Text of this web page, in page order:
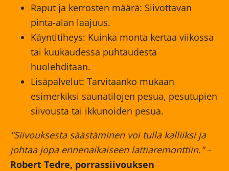
Raput ja kerrosten määrä: Siivottavan
pinta-alan laajuus.
Käyntitiheys: Kuinka monta kertaa viikossa
tai kuukaudessa puhtaudesta
huolehditaan.
Lisäpalvelut: Tarvitaanko mukaan
esimerkiksi saunatilojen pesua, pesutupien
siivousta tai ikkunoiden pesua.
"Siivouksesta säästäminen voi tulla kalliiksi ja
johtaa jopa ennenaikaiseen lattiaremonttiin."–
Robert Tedre, porrassiivouksen